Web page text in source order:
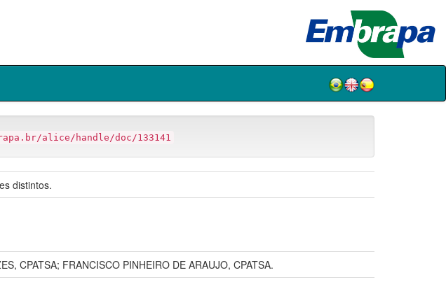
alice/handle/doc/133141
distintos.
CPATSA; FRANCISCO PINHEIRO DE ARAUJO, CPATSA.